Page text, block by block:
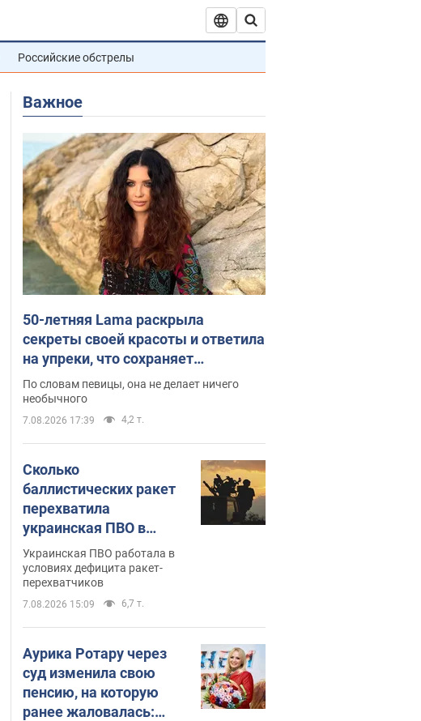
Российские обстрелы
Важное
50-летняя Lama раскрыла
секреты своей красоты и ответила
на упреки, что сохраняет
молодость, ведь у нее нет детей
По словам певицы, она не делает ничего
необычного
7.08.2026 17:39 4,2 т.
Сколько
баллистических ракет
перехватила
украинская ПВО в
июле: в Минобороны
назвали цифру
Украинская ПВО работала в
условиях дефицита ракет-
перехватчиков
7.08.2026 15:09 6,7 т.
Аурика Ротару через
суд изменила свою
пенсию, на которую
ранее жаловалась: